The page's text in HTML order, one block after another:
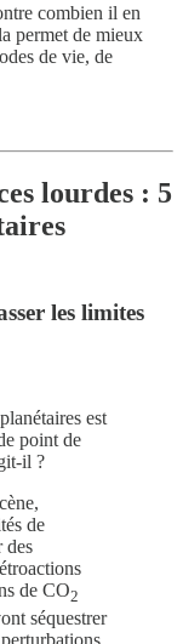
combien il en
permet de mieux
de vie, de
lourdes : 5
les limites
est
point de
il ?
de
des
de CO2
séquestrer